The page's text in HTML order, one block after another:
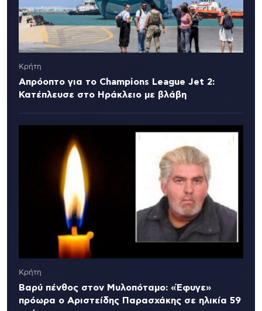
Κρήτη
Απρόοπτο για το Champions League Jet 2:
Κατέπλευσε στο Ηράκλειο με βλάβη
Κρήτη
Βαρύ πένθος στον Μυλοπόταμο: «Έφυγε»
πρόωρα ο Αριστείδης Παρασχάκης σε ηλικία 59